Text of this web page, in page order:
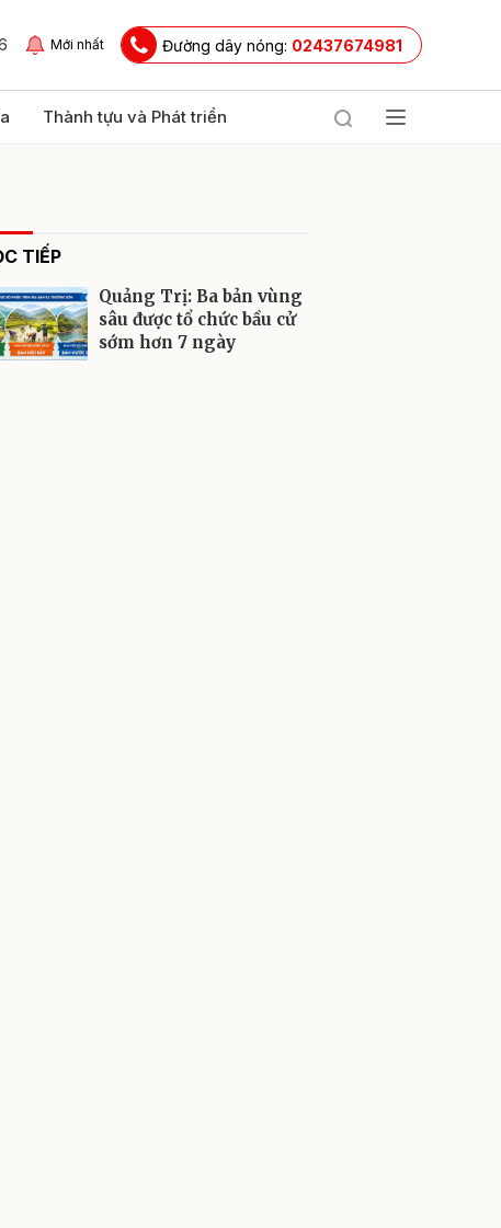
Mới nhất Đường dây nóng: 02437674981
Thành tựu và Phát triển
TIẾP
Quảng Trị: Ba bản vùng
sâu được tổ chức bầu cử
sớm hơn 7 ngày